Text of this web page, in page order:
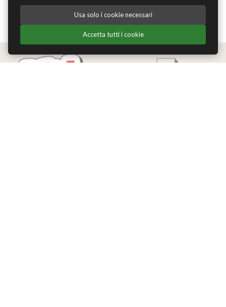
Usa solo i cookie necessari
Accetta tutti i cookie